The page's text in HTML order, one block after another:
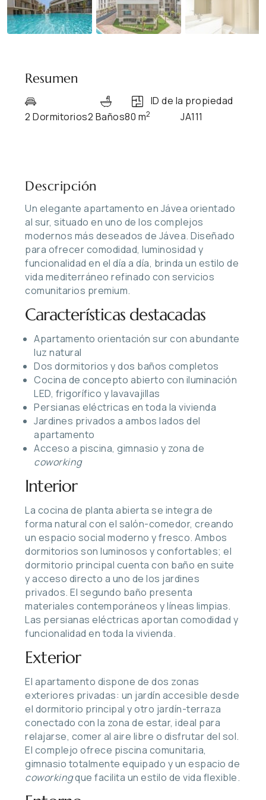
Resumen
2 Dormitorios2 Baños80 m2
ID de la propiedad
JA111
Descripción
Un elegante apartamento en Jávea orientado
al sur, situado en uno de los complejos
modernos más deseados de Jávea. Diseñado
para ofrecer comodidad, luminosidad y
funcionalidad en el día a día, brinda un estilo de
vida mediterráneo refinado con servicios
comunitarios premium.
Características destacadas
Apartamento orientación sur con abundante
luz natural
Dos dormitorios y dos baños completos
Cocina de concepto abierto con iluminación
LED, frigorífico y lavavajillas
Persianas eléctricas en toda la vivienda
Jardines privados a ambos lados del
apartamento
Acceso a piscina, gimnasio y zona de
coworking
Interior
La cocina de planta abierta se integra de
forma natural con el salón-comedor, creando
un espacio social moderno y fresco. Ambos
dormitorios son luminosos y confortables; el
dormitorio principal cuenta con baño en suite
y acceso directo a uno de los jardines
privados. El segundo baño presenta
materiales contemporáneos y líneas limpias.
Las persianas eléctricas aportan comodidad y
funcionalidad en toda la vivienda.
Exterior
El apartamento dispone de dos zonas
exteriores privadas: un jardín accesible desde
el dormitorio principal y otro jardín-terraza
conectado con la zona de estar, ideal para
relajarse, comer al aire libre o disfrutar del sol.
El complejo ofrece piscina comunitaria,
gimnasio totalmente equipado y un espacio de
coworkingque facilita un estilo de vida flexible.